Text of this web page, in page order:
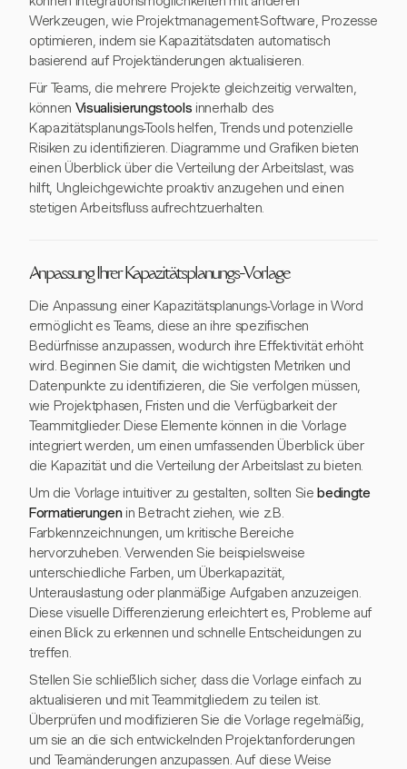
Werkzeugen, wie Projektmanagement-Software, Prozesse
optimieren, indem sie Kapazitätsdaten automatisch
basierend auf Projektänderungen aktualisieren.
Für Teams, die mehrere Projekte gleichzeitig verwalten,
können Visualisierungstools innerhalb des
Kapazitätsplanungs-Tools helfen, Trends und potenzielle
Risiken zu identifizieren. Diagramme und Grafiken bieten
einen Überblick über die Verteilung der Arbeitslast, was
hilft, Ungleichgewichte proaktiv anzugehen und einen
stetigen Arbeitsfluss aufrechtzuerhalten.
Anpassung Ihrer Kapazitätsplanungs-Vorlage
Die Anpassung einer Kapazitätsplanungs-Vorlage in Word
ermöglicht es Teams, diese an ihre spezifischen
Bedürfnisse anzupassen, wodurch ihre Effektivität erhöht
wird. Beginnen Sie damit, die wichtigsten Metriken und
Datenpunkte zu identifizieren, die Sie verfolgen müssen,
wie Projektphasen, Fristen und die Verfügbarkeit der
Teammitglieder. Diese Elemente können in die Vorlage
integriert werden, um einen umfassenden Überblick über
die Kapazität und die Verteilung der Arbeitslast zu bieten.
Um die Vorlage intuitiver zu gestalten, sollten Siebedingte
Formatierungenin Betracht ziehen, wie z.B.
Farbkennzeichnungen, um kritische Bereiche
hervorzuheben. Verwenden Sie beispielsweise
unterschiedliche Farben, um Überkapazität,
Unterauslastung oder planmäßige Aufgaben anzuzeigen.
Diese visuelle Differenzierung erleichtert es, Probleme auf
einen Blick zu erkennen und schnelle Entscheidungen zu
treffen.
Stellen Sie schließlich sicher, dass die Vorlage einfach zu
aktualisieren und mit Teammitgliedern zu teilen ist.
Überprüfen und modifizieren Sie die Vorlage regelmäßig,
um sie an die sich entwickelnden Projektanforderungen
und Teamänderungen anzupassen. Auf diese Weise